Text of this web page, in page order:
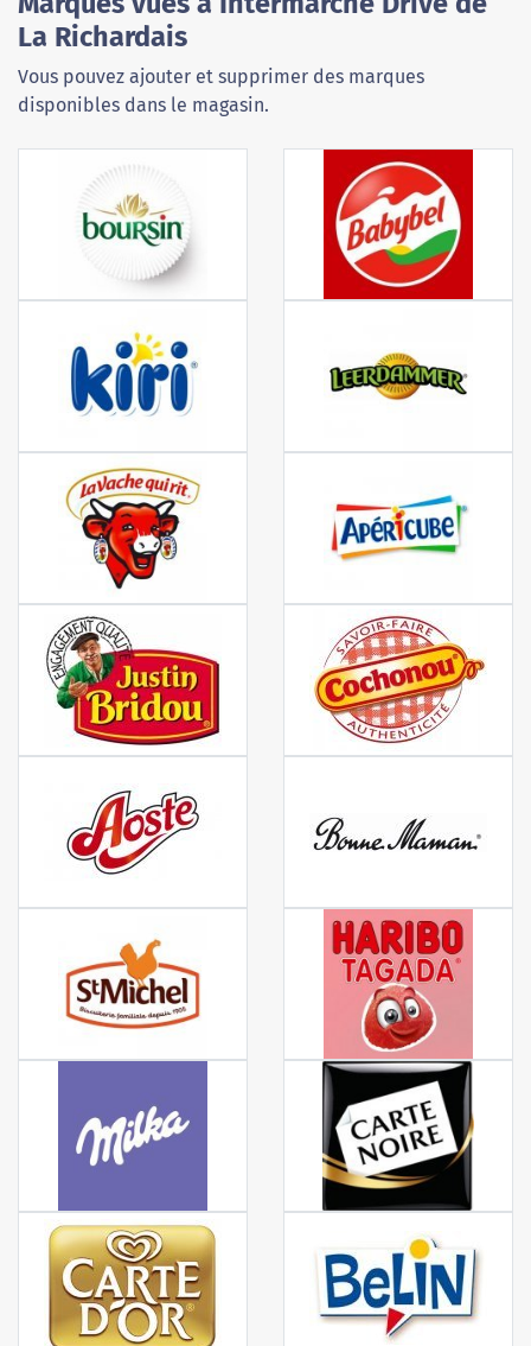
La Richardais
Vous pouvez ajouter et supprimer des marques
disponibles dans le magasin.